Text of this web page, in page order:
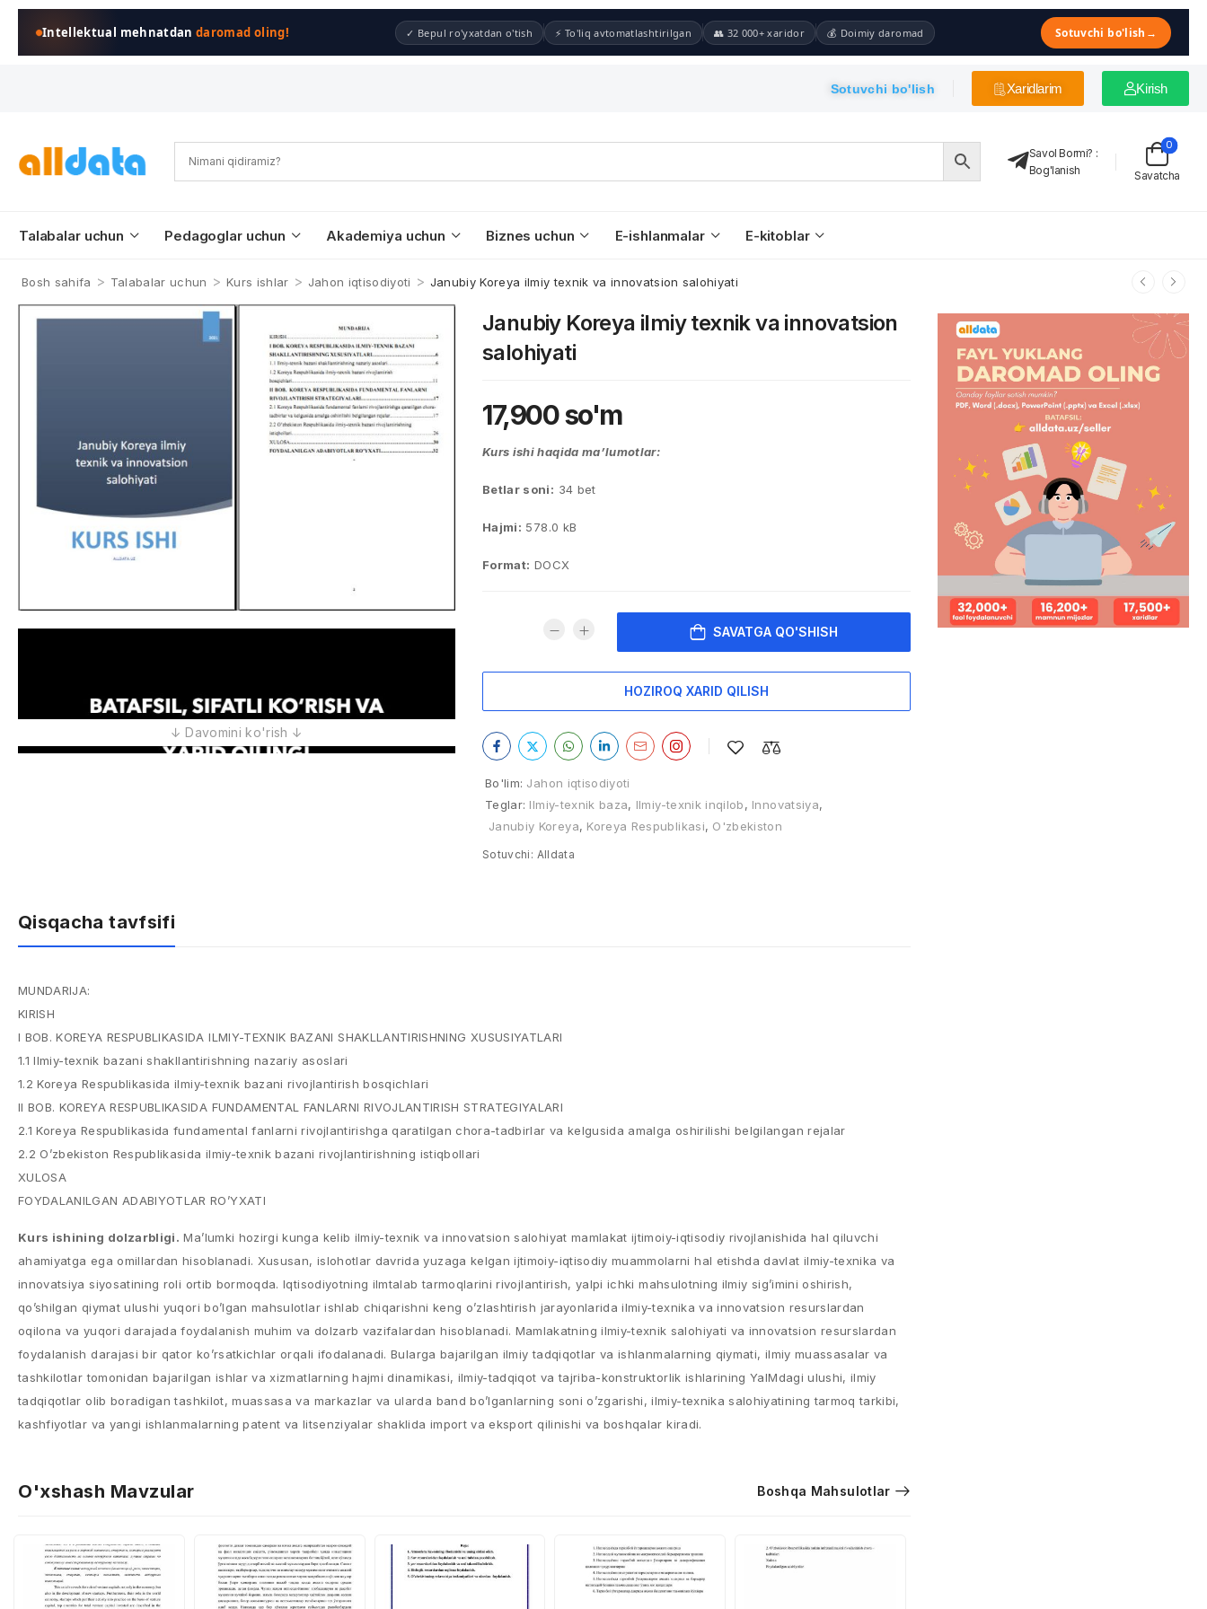
Intellektual mehnatdandaromad oling! ✓ Bepul ro'yxatdan o'tish ⚡ To'liq avtomatlashtirilgan 👥 32 000+ xaridor 💰 Doimiy daromad Sotuvchi bo'lish →
Sotuvchi bo'lish Xaridlarim Kirish
Savol Bormi? :
Bog'lanish
Savatcha
0
Talabalar uchun Pedagoglar uchun Akademiya uchun Biznes uchun E-ishlanmalar E-kitoblar
Bosh sahifa > Talabalar uchun > Kurs ishlar > Jahon iqtisodiyoti > Janubiy Koreya ilmiy texnik va innovatsion salohiyati
Janubiy Koreya ilmiy texnik va innovatsion
salohiyati
17,900so'm
Kurs ishi haqida ma’lumotlar:
Betlar soni: 34 bet
Hajmi: 578.0 kB
Format: DOCX
SAVATGA QO'SHISH
HOZIROQ XARID QILISH
Bo'lim: Jahon iqtisodiyoti
Teglar: Ilmiy-texnik baza, Ilmiy-texnik inqilob, Innovatsiya,
Janubiy Koreya, Koreya Respublikasi, O'zbekiston
Sotuvchi: Alldata
Qisqacha tavfsifi
MUNDARIJA:
KIRISH
I BOB. KOREYA RESPUBLIKASIDA ILMIY-TEXNIK BAZANI SHAKLLANTIRISHNING XUSUSIYATLARI
1.1 Ilmiy-texnik bazani shakllantirishning nazariy asoslari
1.2 Koreya Respublikasida ilmiy-texnik bazani rivojlantirish bosqichlari
II BOB. KOREYA RESPUBLIKASIDA FUNDAMENTAL FANLARNI RIVOJLANTIRISH STRATEGIYALARI
2.1 Koreya Respublikasida fundamental fanlarni rivojlantirishga qaratilgan chora-tadbirlar va kelgusida amalga oshirilishi belgilangan rejalar
2.2 O’zbekiston Respublikasida ilmiy-texnik bazani rivojlantirishning istiqbollari
XULOSA
FOYDALANILGAN ADABIYOTLAR RO’YXATI
Kurs ishining dolzarbligi. Ma’lumki hozirgi kunga kelib ilmiy-texnik va innovatsion salohiyat mamlakat ijtimoiy-iqtisodiy rivojlanishida hal qiluvchi
ahamiyatga ega omillardan hisoblanadi. Xususan, islohotlar davrida yuzaga kelgan ijtimoiy-iqtisodiy muammolarni hal etishda davlat ilmiy-texnika va
innovatsiya siyosatining roli ortib bormoqda. Iqtisodiyotning ilmtalab tarmoqlarini rivojlantirish, yalpi ichki mahsulotning ilmiy sig’imini oshirish,
qo’shilgan qiymat ulushi yuqori bo’lgan mahsulotlar ishlab chiqarishni keng o’zlashtirish jarayonlarida ilmiy-texnika va innovatsion resurslardan
oqilona va yuqori darajada foydalanish muhim va dolzarb vazifalardan hisoblanadi. Mamlakatning ilmiy-texnik salohiyati va innovatsion resurslardan
foydalanish darajasi bir qator ko’rsatkichlar orqali ifodalanadi. Bularga bajarilgan ilmiy tadqiqotlar va ishlanmalarning qiymati, ilmiy muassasalar va
tashkilotlar tomonidan bajarilgan ishlar va xizmatlarning hajmi dinamikasi, ilmiy-tadqiqot va tajriba-konstruktorlik ishlarining YaIMdagi ulushi, ilmiy
tadqiqotlar olib boradigan tashkilot, muassasa va markazlar va ularda band bo’lganlarning soni o’zgarishi, ilmiy-texnika salohiyatining tarmoq tarkibi,
kashfiyotlar va yangi ishlanmalarning patent va litsenziyalar shaklida import va eksport qilinishi va boshqalar kiradi.
O'xshash Mavzular Boshqa Mahsulotlar